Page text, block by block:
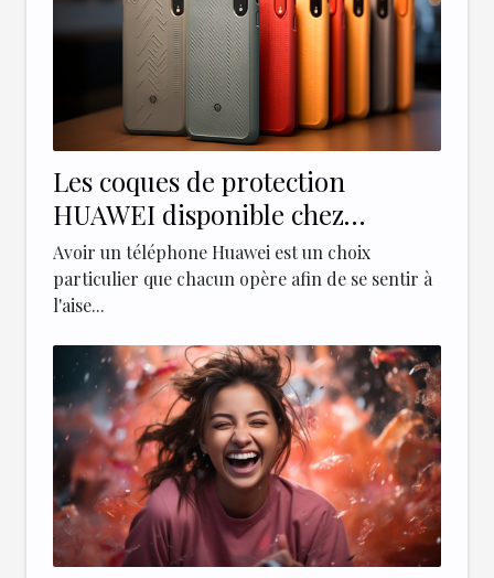
Les coques de protection
HUAWEI disponible chez
Paprikase
Avoir un téléphone Huawei est un choix
particulier que chacun opère afin de se sentir à
l'aise...